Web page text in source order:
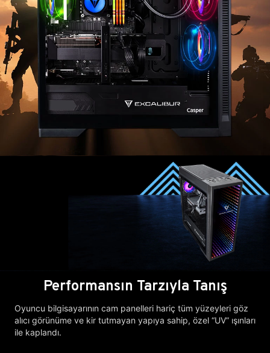
Performansın Tarzıyla Tanış
Oyuncu bilgisayarının cam panelleri hariç tüm yüzeyleri göz
alıcı görünüme ve kir tutmayan yapıya sahip, özel “UV” ışınları
ile kaplandı.